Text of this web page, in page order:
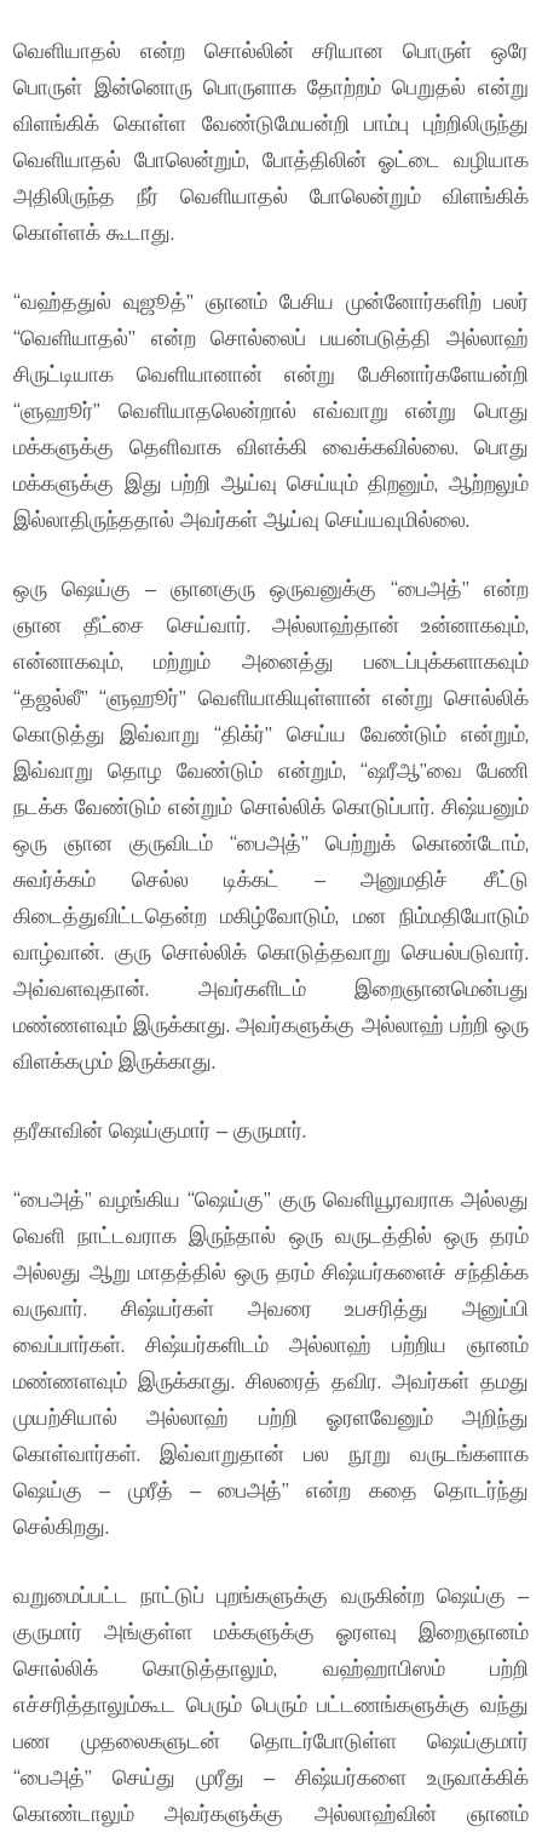
வெளியாதல் என்ற சொல்லின் சரியான பொருள் ஒரே
பொருள் இன்னொரு பொருளாக தோற்றம் பெறுதல் என்று
விளங்கிக் கொள்ள வேண்டுமேயன்றி பாம்பு புற்றிலிருந்து
வெளியாதல் போலென்றும், போத்திலின் ஓட்டை வழியாக
அதிலிருந்த நீர் வெளியாதல் போலென்றும் விளங்கிக்
கொள்ளக் கூடாது.
“வஹ்ததுல் வுஜூத்” ஞானம் பேசிய முன்னோர்களிற் பலர்
“வெளியாதல்” என்ற சொல்லைப் பயன்படுத்தி அல்லாஹ்
சிருட்டியாக வெளியானான் என்று பேசினார்களேயன்றி
“ளுஹூர்” வெளியாதலென்றால் எவ்வாறு என்று பொது
மக்களுக்கு தெளிவாக விளக்கி வைக்கவில்லை. பொது
மக்களுக்கு இது பற்றி ஆய்வு செய்யும் திறனும், ஆற்றலும்
இல்லாதிருந்ததால் அவர்கள் ஆய்வு செய்யவுமில்லை.
ஒரு ஷெய்கு – ஞானகுரு ஒருவனுக்கு “பைஅத்” என்ற
ஞான தீட்சை செய்வார். அல்லாஹ்தான் உன்னாகவும்,
என்னாகவும், மற்றும் அனைத்து படைப்புக்களாகவும்
“தஜல்லீ” “ளுஹூர்” வெளியாகியுள்ளான் என்று சொல்லிக்
கொடுத்து இவ்வாறு “திக்ர்” செய்ய வேண்டும் என்றும்,
இவ்வாறு தொழ வேண்டும் என்றும், “ஷரீஆ”வை பேணி
நடக்க வேண்டும் என்றும் சொல்லிக் கொடுப்பார். சிஷ்யனும்
ஒரு ஞான குருவிடம் “பைஅத்” பெற்றுக் கொண்டோம்,
சுவர்க்கம் செல்ல டிக்கட் – அனுமதிச் சீட்டு
கிடைத்துவிட்டதென்ற மகிழ்வோடும், மன நிம்மதியோடும்
வாழ்வான். குரு சொல்லிக் கொடுத்தவாறு செயல்படுவார்.
அவ்வளவுதான். அவர்களிடம் இறைஞானமென்பது
மண்ணளவும் இருக்காது. அவர்களுக்கு அல்லாஹ் பற்றி ஒரு
விளக்கமும் இருக்காது.
தரீகாவின் ஷெய்குமார் – குருமார்.
“பைஅத்” வழங்கிய “ஷெய்கு” குரு வெளியூரவராக அல்லது
வெளி நாட்டவராக இருந்தால் ஒரு வருடத்தில் ஒரு தரம்
அல்லது ஆறு மாதத்தில் ஒரு தரம் சிஷ்யர்களைச் சந்திக்க
வருவார். சிஷ்யர்கள் அவரை உபசரித்து அனுப்பி
வைப்பார்கள். சிஷ்யர்களிடம் அல்லாஹ் பற்றிய ஞானம்
மண்ணளவும் இருக்காது. சிலரைத் தவிர. அவர்கள் தமது
முயற்சியால் அல்லாஹ் பற்றி ஓரளவேனும் அறிந்து
கொள்வார்கள். இவ்வாறுதான் பல நூறு வருடங்களாக
ஷெய்கு – முரீத் – பைஅத்” என்ற கதை தொடர்ந்து
செல்கிறது.
வறுமைப்பட்ட நாட்டுப் புறங்களுக்கு வருகின்ற ஷெய்கு –
குருமார் அங்குள்ள மக்களுக்கு ஓரளவு இறைஞானம்
சொல்லிக் கொடுத்தாலும், வஹ்ஹாபிஸம் பற்றி
எச்சரித்தாலும்கூட பெரும் பெரும் பட்டணங்களுக்கு வந்து
பண முதலைகளுடன் தொடர்போடுள்ள ஷெய்குமார்
“பைஅத்” செய்து முரீது – சிஷ்யர்களை உருவாக்கிக்
கொண்டாலும் அவர்களுக்கு அல்லாஹ்வின் ஞானம்